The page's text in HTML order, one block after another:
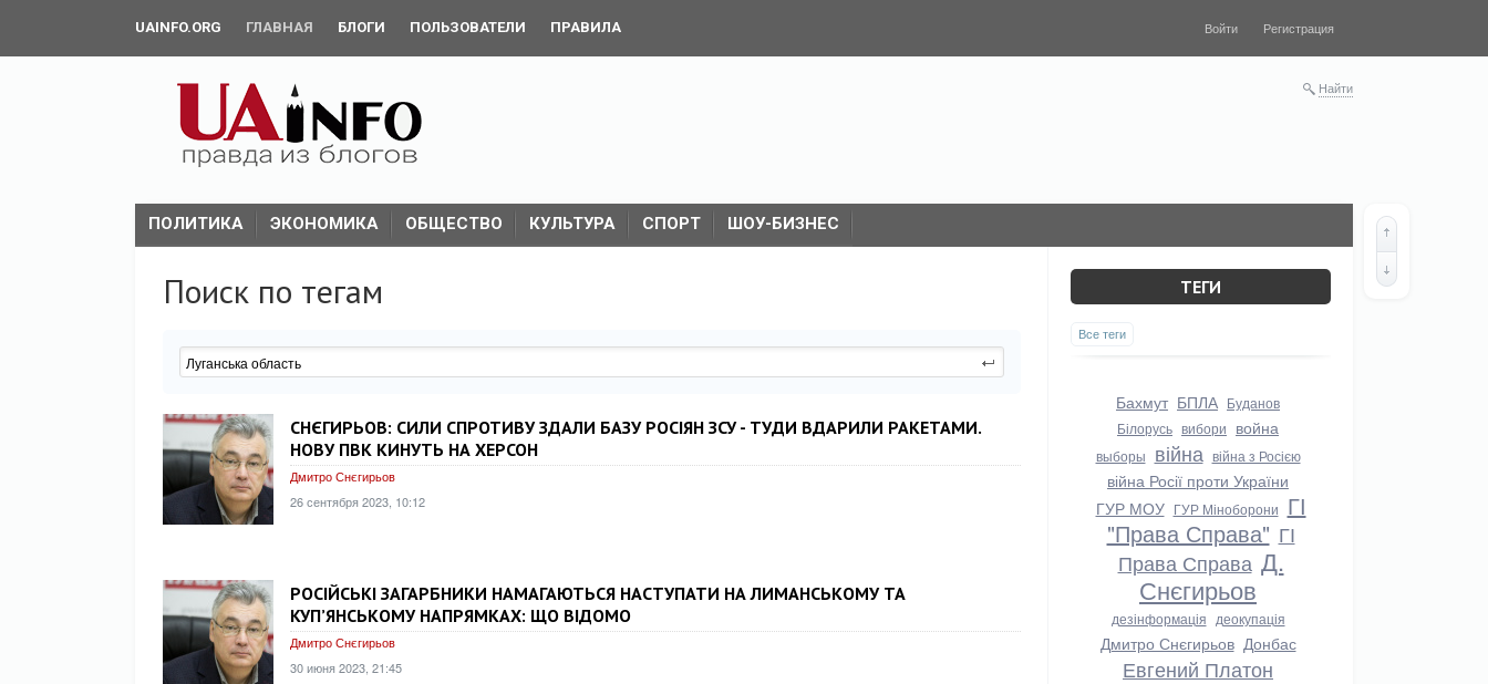
UAINFO.ORG ГЛАВНАЯ БЛОГИ ПОЛЬЗОВАТЕЛИ ПРАВИЛА Войти Регистрация
Найти
ПОЛИТИКА ЭКОНОМИКА ОБЩЕСТВО КУЛЬТУРА СПОРТ ШОУ-БИЗНЕС
Поиск по тегам
СНЄГИРЬОВ: СИЛИ СПРОТИВУ ЗДАЛИ БАЗУ РОСІЯН ЗСУ - ТУДИ ВДАРИЛИ РАКЕТАМИ.
НОВУ ПВК КИНУТЬ НА ХЕРСОН
Дмитро Снєгирьов
26 сентября 2023, 10:12
РОСІЙСЬКІ ЗАГАРБНИКИ НАМАГАЮТЬСЯ НАСТУПАТИ НА ЛИМАНСЬКОМУ ТА
КУП’ЯНСЬКОМУ НАПРЯМКАХ: ЩО ВІДОМО
Дмитро Снєгирьов
30 июня 2023, 21:45
ТЕГИ
Все теги
Бахмут БПЛА Буданов
Білорусь вибори война
выборы війна війна з Росією
війна Росії проти України
ГУР МОУ ГУР Міноборони ГІ
"Права Справа" ГІ
Права Справа Д.
Снєгирьов
дезінформація деокупація
Дмитро Снєгирьов Донбас
Евгений Платон